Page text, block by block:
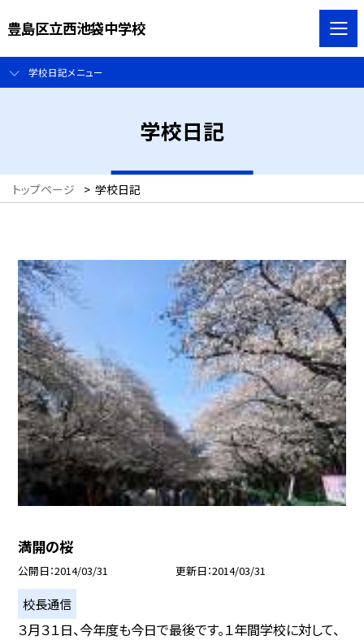
豊島区立西池袋中学校
学校日記メニュー
学校日記
トップページ > 学校日記
満開の桜
公開日 2014/03/31 更新日 2014/03/31
校長通信
３月３１日、今年度も今日で最後です。１年間学校に対して、